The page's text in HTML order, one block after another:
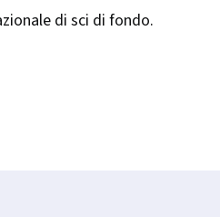
di sci di fondo.​